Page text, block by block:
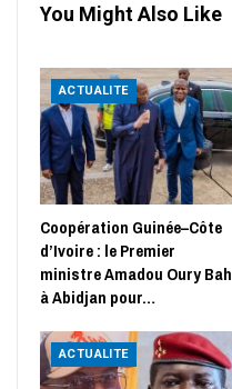
You Might Also Like
ACTUALITE
Coopération Guinée–Côte
d’Ivoire : le Premier
ministre Amadou Oury Bah
à Abidjan pour…
ACTUALITE